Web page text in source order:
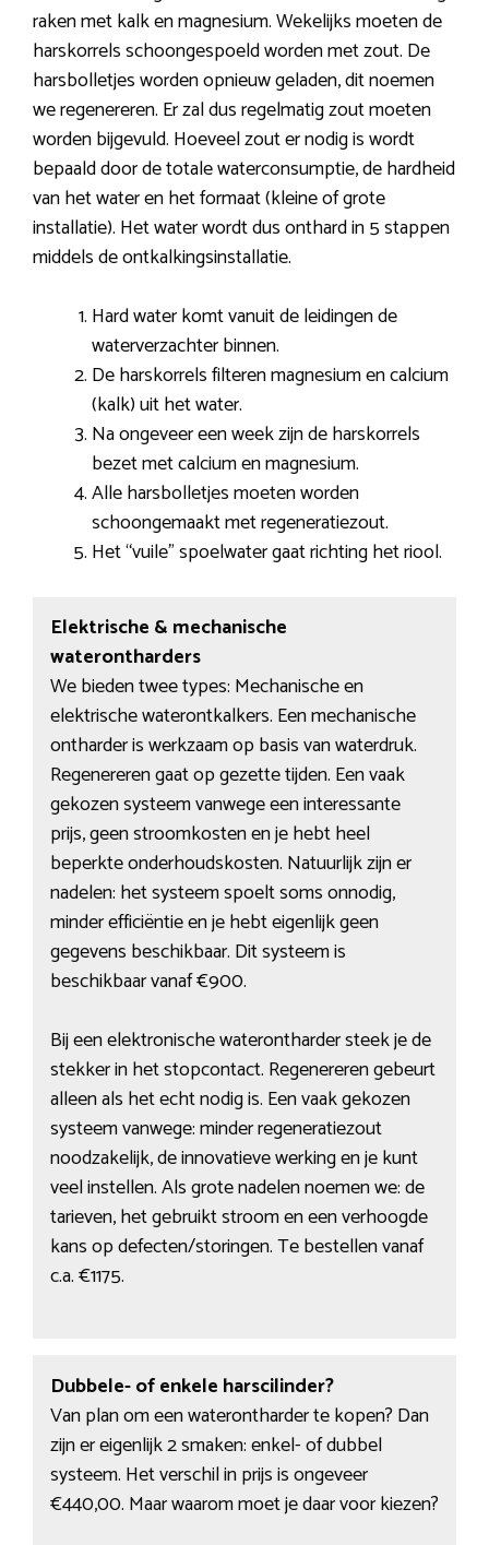
raken met kalk en magnesium. Wekelijks moeten de
harskorrels schoongespoeld worden met zout. De
harsbolletjes worden opnieuw geladen, dit noemen
we regenereren. Er zal dus regelmatig zout moeten
worden bijgevuld. Hoeveel zout er nodig is wordt
bepaald door de totale waterconsumptie, de hardheid
van het water en het formaat (kleine of grote
installatie). Het water wordt dus onthard in 5 stappen
middels de ontkalkingsinstallatie.
Hard water komt vanuit de leidingen de
waterverzachter binnen.
De harskorrels filteren magnesium en calcium
(kalk) uit het water.
Na ongeveer een week zijn de harskorrels
bezet met calcium en magnesium.
Alle harsbolletjes moeten worden
schoongemaakt met regeneratiezout.
Het “vuile” spoelwater gaat richting het riool.
Elektrische & mechanische
waterontharders
We bieden twee types: Mechanische en
elektrische waterontkalkers. Een mechanische
ontharder is werkzaam op basis van waterdruk.
Regenereren gaat op gezette tijden. Een vaak
gekozen systeem vanwege een interessante
prijs, geen stroomkosten en je hebt heel
beperkte onderhoudskosten. Natuurlijk zijn er
nadelen: het systeem spoelt soms onnodig,
minder efficiëntie en je hebt eigenlijk geen
gegevens beschikbaar. Dit systeem is
beschikbaar vanaf €900.
Bij een elektronische waterontharder steek je de
stekker in het stopcontact. Regenereren gebeurt
alleen als het echt nodig is. Een vaak gekozen
systeem vanwege: minder regeneratiezout
noodzakelijk, de innovatieve werking en je kunt
veel instellen. Als grote nadelen noemen we: de
tarieven, het gebruikt stroom en een verhoogde
kans op defecten/storingen. Te bestellen vanaf
c.a. €1175.
Dubbele- of enkele harscilinder?
Van plan om een waterontharder te kopen? Dan
zijn er eigenlijk 2 smaken: enkel- of dubbel
systeem. Het verschil in prijs is ongeveer
€440,00. Maar waarom moet je daar voor kiezen?